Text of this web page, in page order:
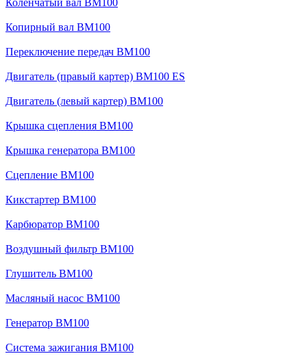
Коленчатый вал BM100
Копирный вал BM100
Переключение передач BM100
Двигатель (правый картер) BM100 ES
Двигатель (левый картер) BM100
Крышка сцепления BM100
Крышка генератора BM100
Сцепление BM100
Кикстартер BM100
Карбюратор BM100
Воздушный фильтр BM100
Глушитель BM100
Масляный насос BM100
Генератор BM100
Система зажигания BM100